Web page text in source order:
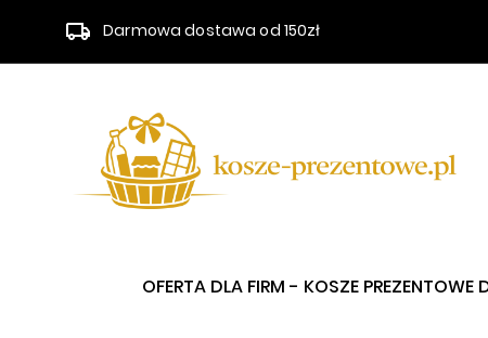
Darmowa dostawa od 150zł
OFERTA DLA FIRM - KOSZE PREZENTOWE